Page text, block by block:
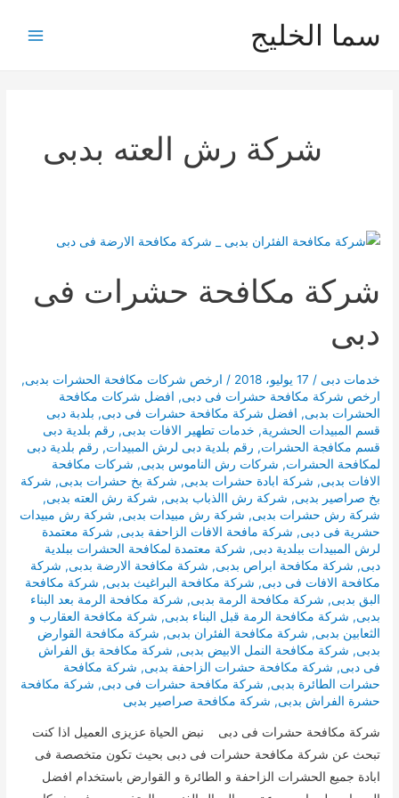
سما الخليج
شركة رش العته بدبى
شركة مكافحة حشرات فى
دبى
خدمات دبى / 17 يوليو، 2018 / ارخص شركات مكافحة الحشرات بدبى,
ارخص شركة مكافحة حشرات فى دبى, افضل شركات مكافحة
الحشرات بدبى, افضل شركة مكافحة حشرات فى دبى, بلدبة دبى
قسم المبيدات الحشرية, خدمات تطهير الافات بدبى, رقم بلدية دبى
قسم مكافجة الحشرات, رقم بلدية دبى لرش المبيدات, رقم بلدية دبى
لمكافحة الحشرات, شركات رش الناموس بدبى, شركات مكافحة
الافات بدبى, شركة ابادة حشرات بدبى, شركة بخ حشرات بدبى, شركة
بخ صراصير بدبى, شركة رش االذباب بدبى, شركة رش العته بدبى,
شركة رش حشرات بدبى, شركة رش مبيدات بدبى, شركة رش مبيدات
حشرية فى دبى, شركة مافحة الافات الزاحفة بدبى, شركة معتمدة
لرش المبيدات ببلدية دبى, شركة معتمدة لمكافحة الحشرات ببلدية
دبى, شركة مكافحة ابراص بدبى, شركة مكافحة الارضة بدبى, شركة
مكافحة الافات فى دبى, شركة مكافحة البراغيث بدبى, شركة مكافحة
البق بدبى, شركة مكافحة الرمة بدبى, شركة مكافحة الرمة بعد البناء
بدبى, شركة مكافحة الرمة قبل البناء بدبى, شركة مكافحة العقارب و
الثعابين بدبى, شركة مكافحة الفئران بدبى, شركة مكافحة القوارض
بدبى, شركة مكافحة النمل الابيض بدبى, شركة مكافحة بق الفراش
فى دبى, شركة مكافحة حشرات الزاحفة بدبى, شركة مكافحة
حشرات الطائرة بدبى, شركة مكافحة حشرات فى دبى, شركة مكافحة
حشرة الفراش بدبى, شركة مكافحة صراصير بدبى
شركة مكافحة حشرات فى دبى نبض الحياة عزيزى العميل اذا كنت
تبحث عن شركة مكافحة حشرات فى دبى بحيث تكون متخصصة فى
ابادة جميع الحشرات الزاحفة و الطائرة و القوارض باستخدام افضل